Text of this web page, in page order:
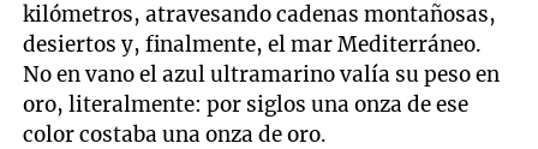
kilómetros, atravesando cadenas montañosas,
desiertos y, finalmente, el mar Mediterráneo.
No en vano el azul ultramarino valía su peso en
oro, literalmente: por siglos una onza de ese
color costaba una onza de oro.